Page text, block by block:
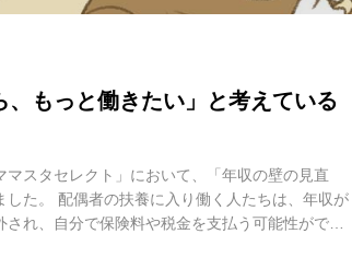
、もっと働きたい」と考えている
スタセレクト」において、「年収の壁の見直
した。 配偶者の扶養に入り働く人たちは、年収が
れ、自分で保険料や税金を支払う可能性がでて
すると手取り額が減少するため、この基準を超